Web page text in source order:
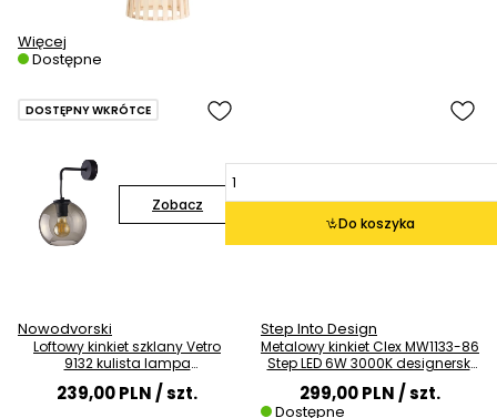
Więcej
Dostępne
Zobacz
DOSTĘPNY WKRÓTCE
Nowodvorski
Loftowy kinkiet szklany Vetro
9132 kulista lampa
przydymiona
239,00 PLN/ szt.
Do koszyka
Step Into Design
Metalowy kinkiet Clex MW1133-86
Step LED 6W 3000K designerski
299,00 PLN/ szt.
Dostępne